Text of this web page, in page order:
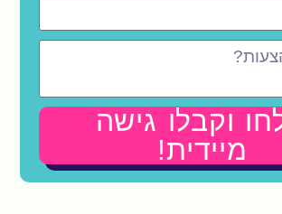
וקבלו גישה
מיידית!